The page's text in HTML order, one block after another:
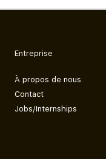
Entreprise
À propos de nous
Contact
Jobs/Internships